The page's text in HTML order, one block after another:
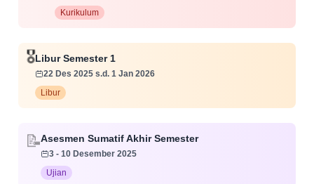
Kurikulum
🎖️Libur Semester 1
22 Des 2025 s.d. 1 Jan 2026
Libur
📝Asesmen Sumatif Akhir Semester
3 - 10 Desember 2025
Ujian